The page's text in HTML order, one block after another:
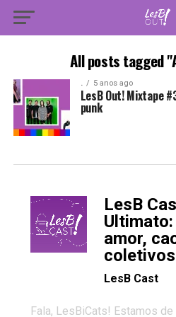
All posts tagged
. 5 anos ago
LesB Out! Mixtape
punk
LesB
amor,
coletivos
-
LesB Cast
Fala, LesBiCats! Estamos